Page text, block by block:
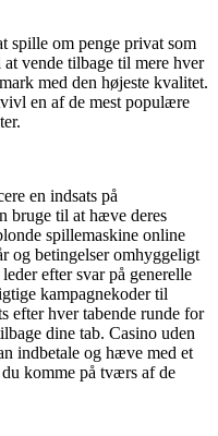
spille om penge privat som
vende tilbage til mere hver
med den højeste kvalitet.
en af de mest populære
en indsats på
bruge til at hæve deres
spillemaskine online
og betingelser omhyggeligt
efter svar på generelle
kampagnekoder til
efter hver tabende runde for
dine tab. Casino uden
indbetale og hæve med et
komme på tværs af de